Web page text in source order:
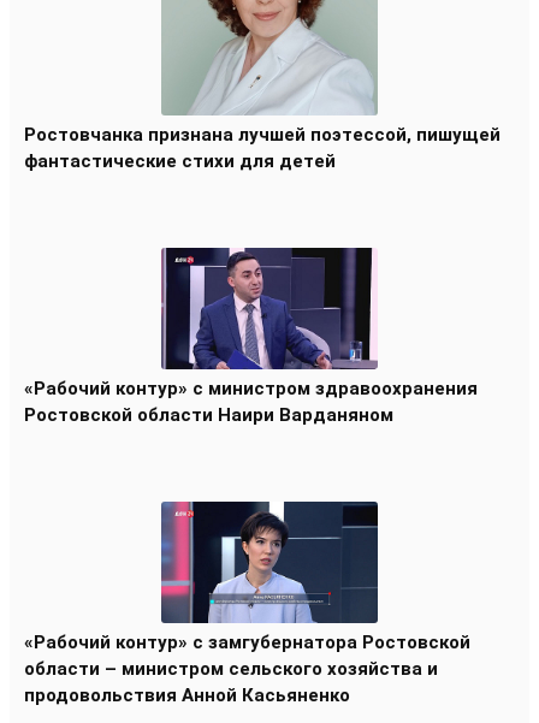
Ростовчанка признана лучшей поэтессой, пишущей
фантастические стихи для детей
«Рабочий контур» с министром здравоохранения
Ростовской области Наири Варданяном
«Рабочий контур» с замгубернатора Ростовской
области – министром сельского хозяйства и
продовольствия Анной Касьяненко